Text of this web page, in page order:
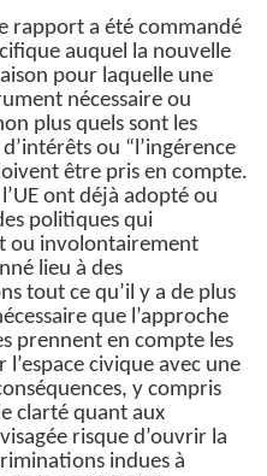
rapport a été commandé
auquel la nouvelle
pour laquelle une
nécessaire ou
plus quels sont les
ou “l’ingérence
être pris en compte.
ont déjà adopté ou
politiques qui
ou involontairement
lieu à des
tout ce qu’il y a de plus
que l’approche
prennent en compte les
civique avec une
y compris
clarté quant aux
risque d’ouvrir la
indues à